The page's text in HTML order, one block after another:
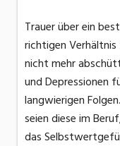
Trauer über ein
richtigen Verhältnis
nicht mehr
und Depressionen
langwierigen
seien diese im
das